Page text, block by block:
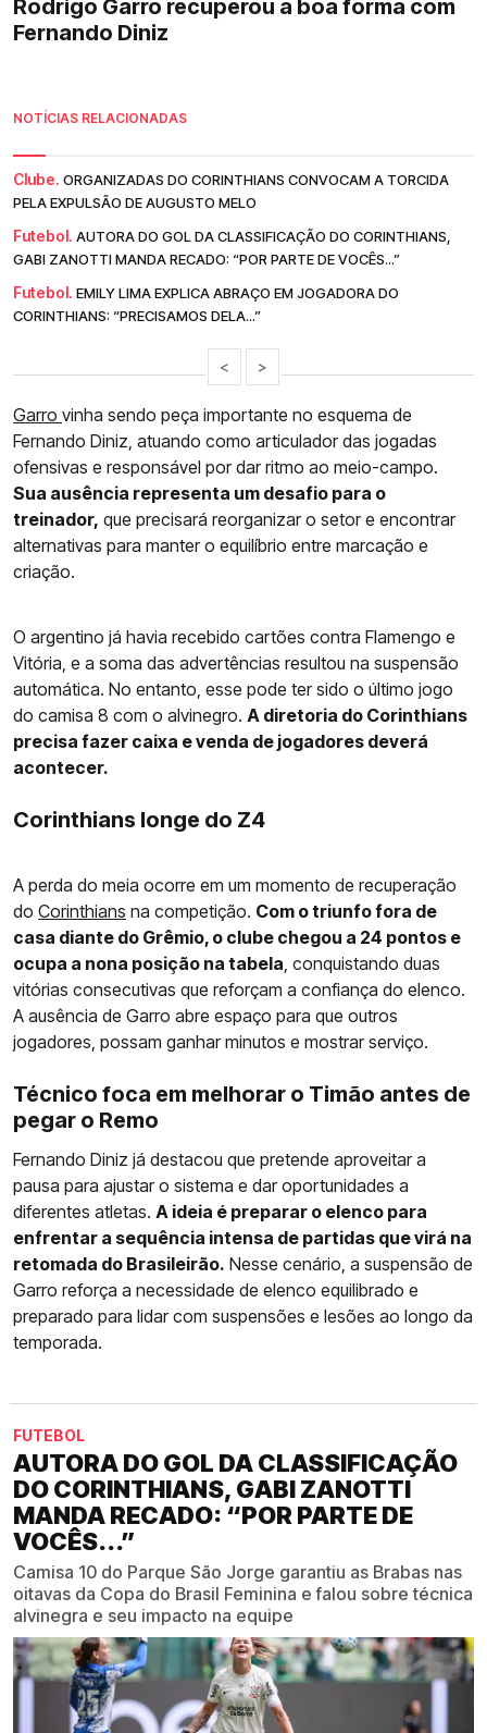
Rodrigo Garro recuperou a boa forma com
Fernando Diniz
NOTÍCIAS RELACIONADAS
Clube. ORGANIZADAS DO CORINTHIANS CONVOCAM A TORCIDA
PELA EXPULSÃO DE AUGUSTO MELO
Futebol. AUTORA DO GOL DA CLASSIFICAÇÃO DO CORINTHIANS,
GABI ZANOTTI MANDA RECADO: “POR PARTE DE VOCÊS...”
Futebol. EMILY LIMA EXPLICA ABRAÇO EM JOGADORA DO
CORINTHIANS: “PRECISAMOS DELA...”
< >
Garro vinha sendo peça importante no esquema de
Fernando Diniz, atuando como articulador das jogadas
ofensivas e responsável por dar ritmo ao meio-campo.
Sua ausência representa um desafio para o
treinador, que precisará reorganizar o setor e encontrar
alternativas para manter o equilíbrio entre marcação e
criação.
O argentino já havia recebido cartões contra Flamengo e
Vitória, e a soma das advertências resultou na suspensão
automática. No entanto, esse pode ter sido o último jogo
do camisa 8 com o alvinegro. A diretoria do Corinthians
precisa fazer caixa e venda de jogadores deverá
acontecer.
Corinthians longe do Z4
A perda do meia ocorre em um momento de recuperação
do Corinthians na competição. Com o triunfo fora de
casa diante do Grêmio, o clube chegou a 24 pontos e
ocupa a nona posição na tabela, conquistando duas
vitórias consecutivas que reforçam a confiança do elenco.
A ausência de Garro abre espaço para que outros
jogadores, possam ganhar minutos e mostrar serviço.
Técnico foca em melhorar o Timão antes de
pegar o Remo
Fernando Diniz já destacou que pretende aproveitar a
pausa para ajustar o sistema e dar oportunidades a
diferentes atletas. A ideia é preparar o elenco para
enfrentar a sequência intensa de partidas que virá na
retomada do Brasileirão. Nesse cenário, a suspensão de
Garro reforça a necessidade de elenco equilibrado e
preparado para lidar com suspensões e lesões ao longo da
temporada.
FUTEBOL
AUTORA DO GOL DA CLASSIFICAÇÃO
DO CORINTHIANS, GABI ZANOTTI
MANDA RECADO: “POR PARTE DE
VOCÊS...”
Camisa 10 do Parque São Jorge garantiu as Brabas nas
oitavas da Copa do Brasil Feminina e falou sobre técnica
alvinegra e seu impacto na equipe